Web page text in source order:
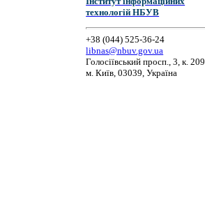
технологій НБУВ
+38 (044) 525-36-24
libnas@nbuv.gov.ua
Голосіївський просп., 3, к. 209
м. Київ, 03039, Україна